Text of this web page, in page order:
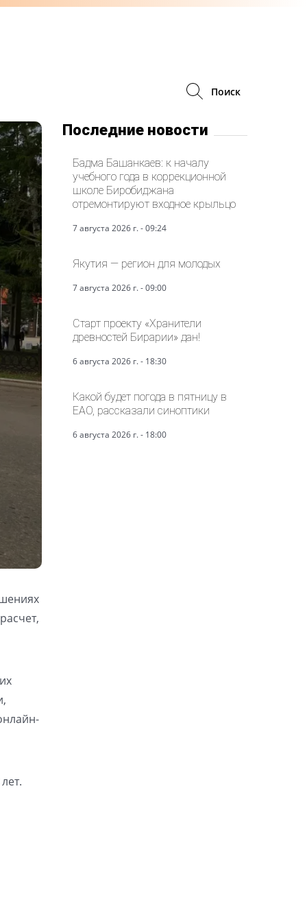
Поиск
Последние новости
Бадма Башанкаев: к началу
учебного года в коррекционной
школе Биробиджана
отремонтируют входное крыльцо
7 августа 2026 г. - 09:24
Якутия — регион для молодых
7 августа 2026 г. - 09:00
Старт проекту «Хранители
древностей Бирарии» дан!
6 августа 2026 г. - 18:30
Какой будет погода в пятницу в
ЕАО, рассказали синоптики
6 августа 2026 г. - 18:00